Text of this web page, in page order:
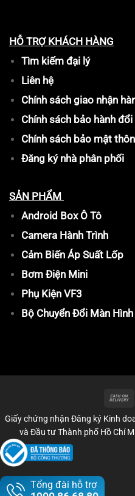
HỖ TRỢ KHÁCH HÀNG
Tìm kiếm đại lý
Liên hệ
Chính sách giao nhận
Chính sách bảo hành
Chính sách bảo mật
Đăng ký nhà phân phối
SẢN PHẨM
Android Box Ô Tô
Camera Hành Trình
Cảm Biến Áp Suất Lốp
Bơm Điện Mini
Phụ Kiện VF3
Bộ Chuyển Đổi Màn
Giấy chứng nhận Đăng ký Kinh
và Đầu tư Thành phố Hồ Chí
Tổng đài hỗ trợ